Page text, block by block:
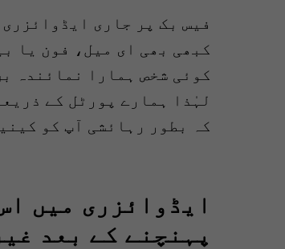
فیس بک پر جاری
کبھی بھی ای میل، فون یا
کوئی شخص ہمارا نمائندہ
لہٰذا ہمارے پورٹل کے
کہ بطور رہائشی آپ کو
ایڈوائزری میں
پہنچنے کے بعد